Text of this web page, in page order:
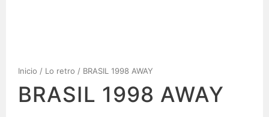
Inicio / Lo retro / BRASIL 1998 AWAY
BRASIL 1998 AWAY